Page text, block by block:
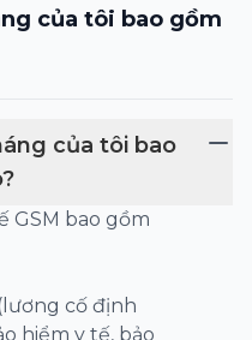
của tôi bao gồm
của tôi bao
GSM bao gồm
cố định
hiểm y tế, bảo